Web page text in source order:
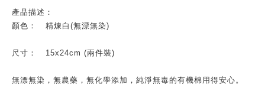
產品描述：
顏色：
精煉白 (無漂無染)
尺寸： 15x24cm (兩件裝)
無漂無染，無農藥，無化學添加，純淨無毒的有機棉用得安心。